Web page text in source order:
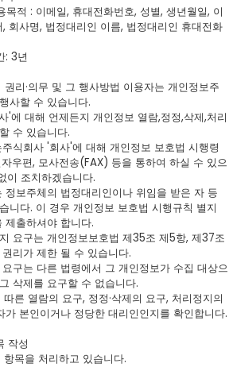
적 : 이메일, 휴대전화번호, 성별, 생년월일, 이
회사명, 법정대리인 이름, 법정대리인 휴대전화
: 3년
리·의무 및 그 행사방법 이용자는 개인정보주
사할 수 있습니다.
에 대해 언제든지 개인정보 열람,정정,삭제,처리
수 있습니다.
식회사 '회사'에 대해 개인정보 보호법 시행령
우편, 모사전송(FAX) 등을 통하여 하실 수 있으
이 조치하겠습니다.
보주체의 법정대리인이나 위임을 받은 자 등
니다. 이 경우 개인정보 보호법 시행규칙 별지
제출하셔야 합니다.
요구는 개인정보보호법 제35조 제5항, 제37조
리가 제한 될 수 있습니다.
구는 다른 법령에서 그 개인정보가 수집 대상으
삭제를 요구할 수 없습니다.
른 열람의 요구, 정정·삭제의 요구, 처리정지의
본인이거나 정당한 대리인인지를 확인합니다.
작성
목을 처리하고 있습니다.